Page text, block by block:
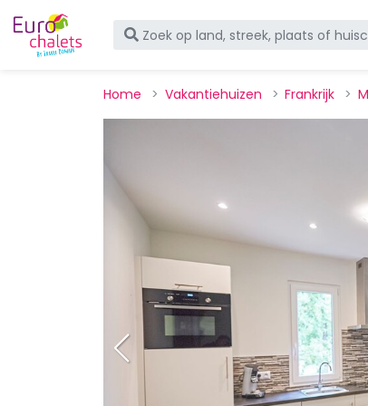
Home Vakantiehuizen Frankrijk